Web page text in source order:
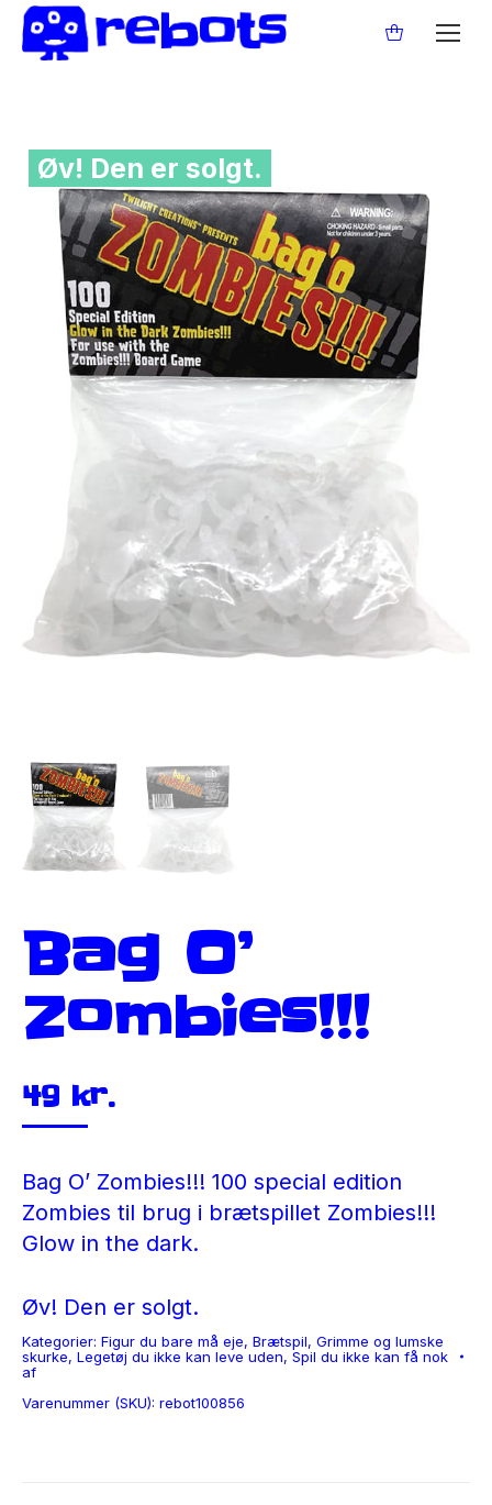
Øv! Den er solgt.
Bag O’
Zombies!!!
49 kr.
Bag O’ Zombies!!! 100 special edition
Zombies til brug i brætspillet Zombies!!!
Glow in the dark.
Øv! Den er solgt.
Kategorier: Figur du bare må eje, Brætspil, Grimme og lumske
skurke, Legetøj du ikke kan leve uden, Spil du ikke kan få nok
af
Varenummer (SKU): rebot100856